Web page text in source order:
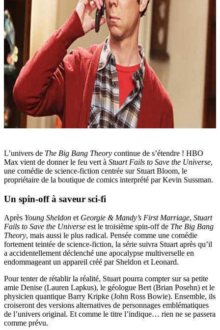
L’univers de The Big Bang Theory continue de s’étendre ! HBO
Max vient de donner le feu vert à Stuart Fails to Save the Universe,
une comédie de science-fiction centrée sur Stuart Bloom, le
propriétaire de la boutique de comics interprété par Kevin Sussman.
Un spin-off à saveur sci-fi
Après Young Sheldon et Georgie & Mandy’s First Marriage, Stuart
Fails to Save the Universe est le troisième spin-off de The Big Bang
Theory, mais aussi le plus radical. Pensée comme une comédie
fortement teintée de science-fiction, la série suivra Stuart après qu’il
a accidentellement déclenché une apocalypse multiverselle en
endommageant un appareil créé par Sheldon et Leonard.
Pour tenter de rétablir la réalité, Stuart pourra compter sur sa petite
amie Denise (Lauren Lapkus), le géologue Bert (Brian Posehn) et le
physicien quantique Barry Kripke (John Ross Bowie). Ensemble, ils
croiseront des versions alternatives de personnages emblématiques
de l’univers original. Et comme le titre l’indique… rien ne se passera
comme prévu.